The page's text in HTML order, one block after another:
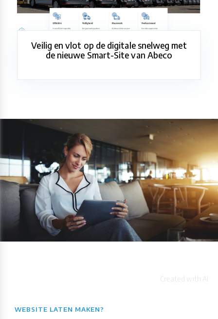
Veilig en vlot op de digitale snelweg met
de nieuwe Smart-Site van Abeco
WEBSITE LATEN MAKEN?